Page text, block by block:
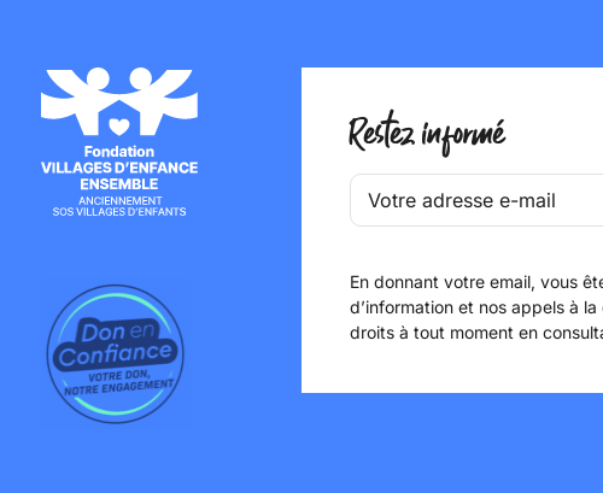
Restez informé
En donnant votre email, vous
d’information et nos appels à
droits à tout moment en